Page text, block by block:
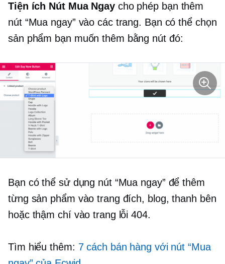
Tiện ích Nút Mua Ngaycho phép bạn thêm
nút “Mua ngay” vào các trang. Bạn có thể chọn
sản phẩm bạn muốn thêm bằng nút đó:
Bạn có thể sử dụng nút “Mua ngay” để thêm
từng sản phẩm vào trang đích, blog, thanh bên
hoặc thậm chí vào trang lỗi 404.
Tìm hiểu thêm: 7 cách bán hàng với nút “Mua